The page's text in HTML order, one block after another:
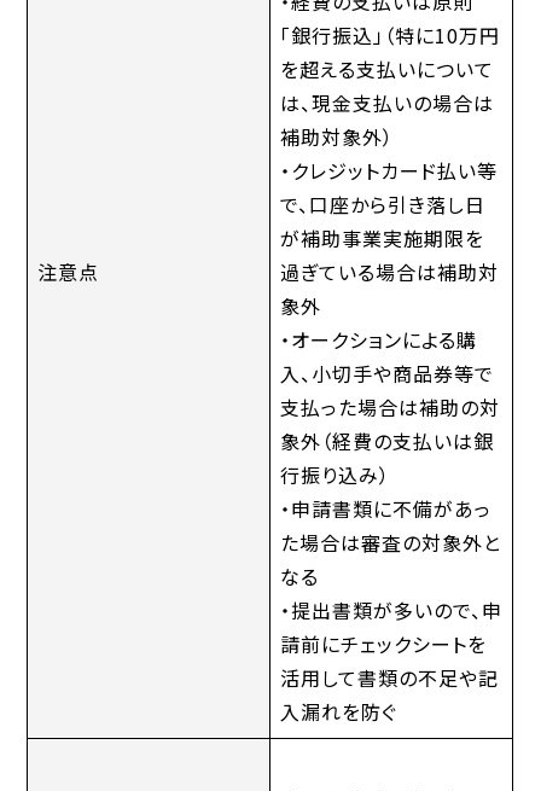
注意点
「銀行振込」（特に10万円
を超える支払いについて
は、現金支払いの場合は
補助対象外）
・クレジットカード払い等
で、口座から引き落し日
が補助事業実施期限を
過ぎている場合は補助対
象外
・オークションによる購
入、小切手や商品券等で
支払った場合は補助の対
象外（経費の支払いは銀
行振り込み）
・申請書類に不備があっ
た場合は審査の対象外と
なる
・提出書類が多いので、申
請前にチェックシートを
活用して書類の不足や記
入漏れを防ぐ